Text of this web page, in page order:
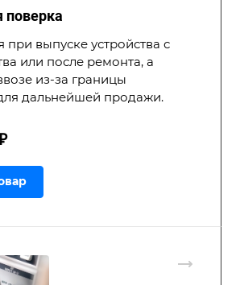
поверка
при выпуске устройства с
или после ремонта, а
из-за границы
дальнейшей продажи.